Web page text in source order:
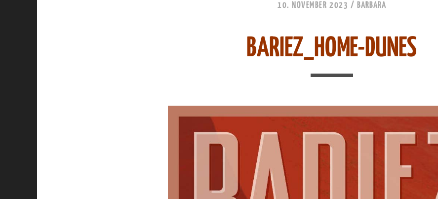
10. NOVEMBER 2023 / BARBARA
BARIEZ_HOME-DUNES